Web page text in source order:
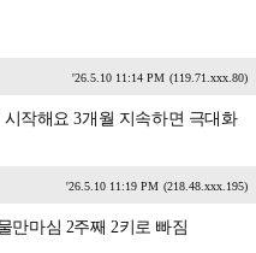
'26.5.10 11:14 PM (119.71.xxx.80)
작해요 3개월 지속하면 극대화
'26.5.10 11:19 PM (218.48.xxx.195)
만마심 2주째 2키로 빠짐